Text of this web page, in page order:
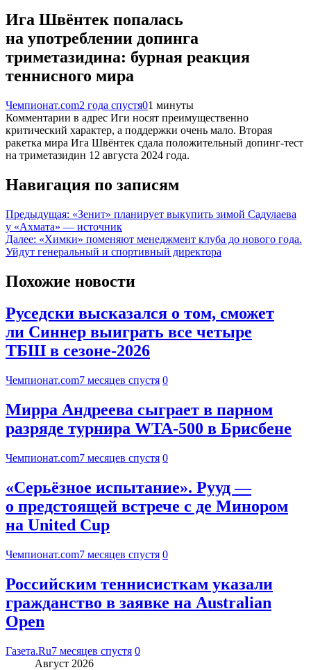
Ига Швёнтек попалась
на употреблении допинга
триметазидина: бурная реакция
теннисного мира
Чемпионат.com2 года спустя01 минуты
Комментарии в адрес Иги носят преимущественно
критический характер, а поддержки очень мало. Вторая
ракетка мира Ига Швёнтек сдала положительный допинг-тест
на триметазидин 12 августа 2024 года.
Навигация по записям
Предыдущая: «Зенит» планирует выкупить зимой Садулаева
у «Ахмата» — источник
Далее: «Химки» поменяют менеджмент клуба до нового года.
Уйдут генеральный и спортивный директора
Похожие новости
Руседски высказался о том, сможет
ли Синнер выиграть все четыре
ТБШ в сезоне-2026
Чемпионат.com7 месяцев спустя 0
Мирра Андреева сыграет в парном
разряде турнира WTA-500 в Брисбене
Чемпионат.com7 месяцев спустя 0
«Серьёзное испытание». Рууд —
о предстоящей встрече с де Минором
на United Cup
Чемпионат.com7 месяцев спустя 0
Российским теннисисткам указали
гражданство в заявке на Australian
Open
Газета.Ru7 месяцев спустя 0
Август 2026